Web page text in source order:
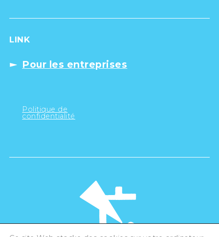
LINK
Pour les entreprises
Politique de
confidentialité